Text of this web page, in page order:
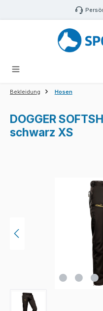
Zum Hauptinhalt springen
Bekleidung Hosen
DOGGER
schwarz XS